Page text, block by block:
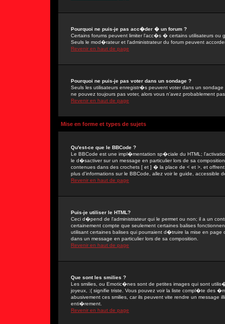
Pourquoi ne puis-je pas acc�der � un forum ?
Certains forums peuvent limiter l'acc�s � certains utilisateurs ou
Seuls le mod�rateur et l'administrateur du forum peuvent
Revenir en haut de page
Pourquoi ne puis-je pas voter dans un sondage ?
Seuls les utilisateurs enregistr�s peuvent voter dans un
ne pouvez toujours pas voter, alors vous n'avez probablement
Revenir en haut de page
Mise en forme et types de sujets
Qu'est-ce que le BBCode ?
Le BBCode est une impl�mentation sp�ciale du HTML;
le d�sactiver sur un message en particulier lors de sa
contenues dans des crochets [ et ] � la place de < et >, et
plus d'informations sur le BBCode, allez voir le guide, accessible
Revenir en haut de page
Puis-je utiliser le HTML?
Ceci d�pend de l'administrateur qui le permet ou non; il a un
certainement compte que seulement certaines balises
utilisant certaines balises qui pourraient d�truire la mise en
dans un message en particulier lors de sa composition.
Revenir en haut de page
Que sont les smilies ?
Les smilies, ou Emotic�nes sont de petites images qui sont
joyeux, :( signifie triste. Vous pouvez voir la liste compl�te des
abusivement ces smilies, car ils peuvent vite rendre un
enti�rement.
Revenir en haut de page